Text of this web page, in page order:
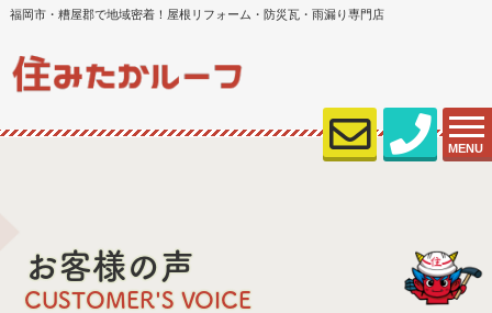
福岡市・糟屋郡で地域密着！屋根リフォーム・防災瓦・雨漏り専門店
MENU
お客様の声
CUSTOMER'S VOICE